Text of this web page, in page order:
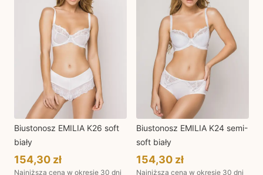
Biustonosz EMILIA K26 soft
biały
154,30 zł
Najniższa cena w okresie 30 dni
Biustonosz EMILIA K24 semi-
soft biały
154,30 zł
Najniższa cena w okresie 30 dni